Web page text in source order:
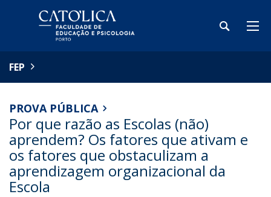
FEP
PROVA PÚBLICA
Por que razão as Escolas (não)
aprendem? Os fatores que ativam e
os fatores que obstaculizam a
aprendizagem organizacional da
Escola